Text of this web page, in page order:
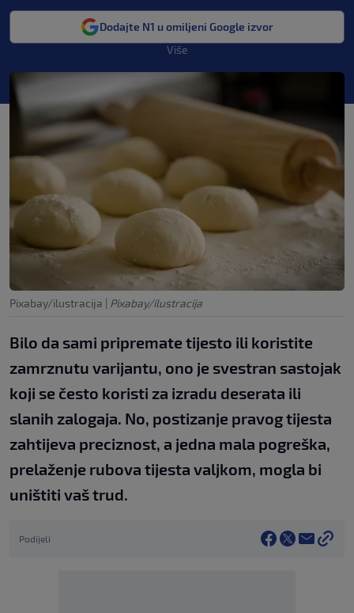
Dodajte N1 u omiljeni Google izvor
Više
Pixabay/ilustracija Pixabay/ilustracija
Bilo da sami pripremate tijesto ili koristite
zamrznutu varijantu, ono je svestran sastojak
koji se često koristi za izradu deserata ili
slanih zalogaja. No, postizanje pravog tijesta
zahtijeva preciznost, a jedna mala pogreška,
prelaženje rubova tijesta valjkom, mogla bi
uništiti vaš trud.
Podijeli